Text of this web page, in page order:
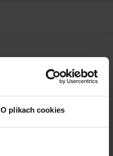
O plikach cookies